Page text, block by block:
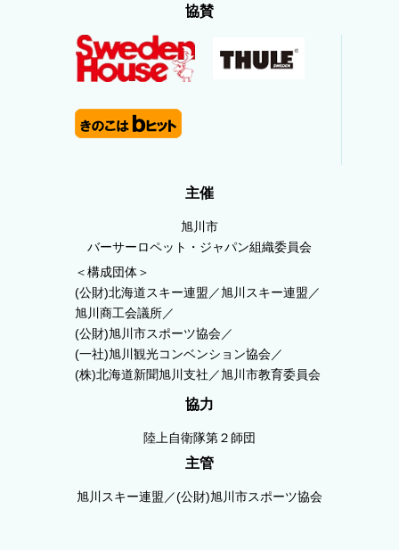
協賛
主催
旭川市
バーサーロペット・ジャパン組織委員会
＜構成団体＞
(公財)北海道スキー連盟／旭川スキー連盟／
旭川商工会議所／
(公財)旭川市スポーツ協会／
(一社)旭川観光コンベンション協会／
(株)北海道新聞旭川支社／旭川市教育委員会
協力
陸上自衛隊第２師団
主管
旭川スキー連盟／(公財)旭川市スポーツ協会